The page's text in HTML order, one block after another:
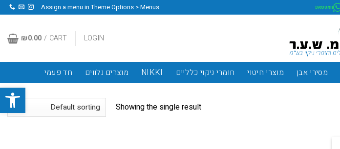
פתח
וואטסאפ Assign a menu in Theme Options > Menus
LOGIN
CART /
₪0.00
מסירי אבן מוצרי חיטוי חומרי ניקוי כלליים NIKKI מוצרים נלווים חד פעמי
Showing the single result